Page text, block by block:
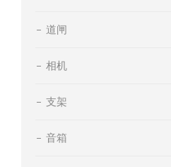
道闸
相机
支架
音箱